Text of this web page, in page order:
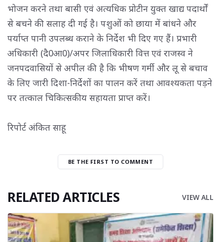
भोजन करने तथा बासी एवं अत्यधिक प्रोटीन युक्त खाद्य पदार्थों
से बचने की सलाह दी गई है। पशुओं को छाया में बांधने और
पर्याप्त पानी उपलब्ध कराने के निर्देश भी दिए गए हैं। प्रभारी
अधिकारी (दै0आ0)/अपर जिलाधिकारी वित्त एवं राजस्व ने
जनपदवासियों से अपील की है कि भीषण गर्मी और लू से बचाव
के लिए जारी दिशा-निर्देशों का पालन करें तथा आवश्यकता पड़ने
पर तत्काल चिकित्सकीय सहायता प्राप्त करें।
रिपोर्ट अंकित साहू
BE THE FIRST TO COMMENT
RELATED ARTICLES VIEW ALL